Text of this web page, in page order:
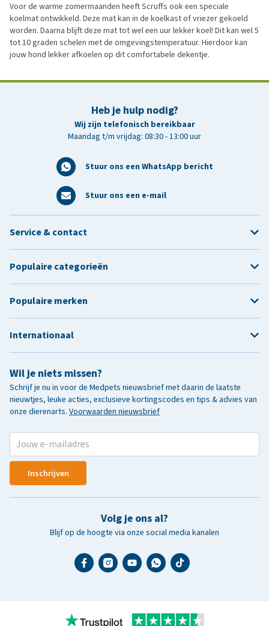
Voor de warme zomermaanden heeft Scruffs ook een speciale
koelmat ontwikkeld. Deze mat kan in de koelkast of vriezer gekoeld
worden. Daarna blijft deze mat tot wel een uur lekker koel! Dit kan wel 5
tot 10 graden schelen met de omgevingstemperatuur. Hierdoor kan
jouw hond lekker afkoelen op dit comfortabele dekentje.
Heb je hulp nodig?
Wij zijn telefonisch bereikbaar
Maandag t/m vrijdag: 08:30 - 13:00 uur
Stuur ons een WhatsApp bericht
Stuur ons een e-mail
Wil je niets missen?
Schrijf je nu in voor de Medpets nieuwsbrief met daarin de laatste
nieuwtjes, leuke acties, exclusieve kortingscodes en tips & advies van
onze dierenarts. Voorwaarden nieuwsbrief
Inschrijven
Volg je ons al?
Blijf op de hoogte via onze social media kanalen
Service & contact
Populaire categorieën
Populaire merken
Internationaal